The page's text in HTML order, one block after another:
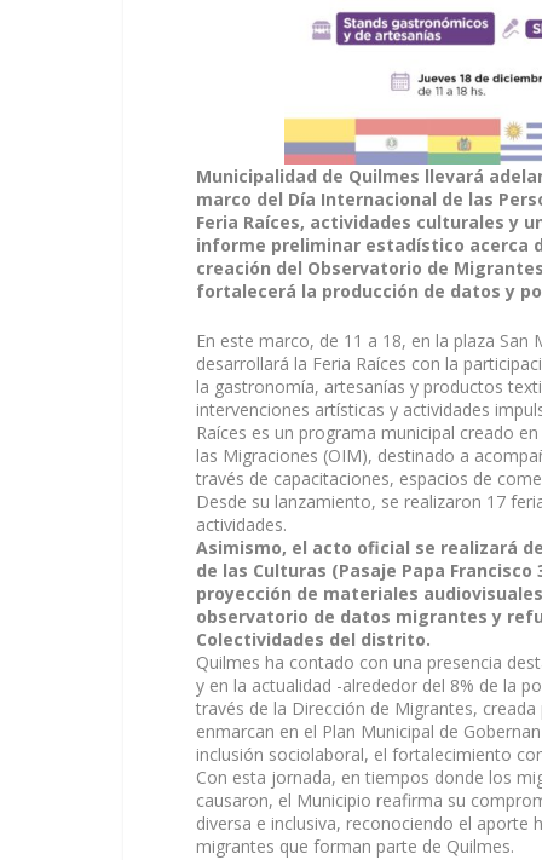
Municipalidad de Quilmes llevará
marco del Día Internacional de las
Feria Raíces, actividades culturales y
informe preliminar estadístico acerca
creación del Observatorio de
fortalecerá la producción de datos y
En este marco, de 11 a 18, en la plaza
desarrollará la Feria Raíces con la
la gastronomía, artesanías y productos
intervenciones artísticas y actividades
Raíces es un programa municipal creado
las Migraciones (OIM), destinado a
través de capacitaciones, espacios de
Desde su lanzamiento, se realizaron 17
actividades.
Asimismo, el acto oficial se realizará
de las Culturas (Pasaje Papa
proyección de materiales
observatorio de datos migrantes y
Colectividades del distrito.
Quilmes ha contado con una presencia
y en la actualidad -alrededor del 8% de la
través de la Dirección de Migrantes,
enmarcan en el Plan Municipal de
inclusión sociolaboral, el fortalecimiento
Con esta jornada, en tiempos donde los
causaron, el Municipio reafirma su
diversa e inclusiva, reconociendo el
migrantes que forman parte de Quilmes.